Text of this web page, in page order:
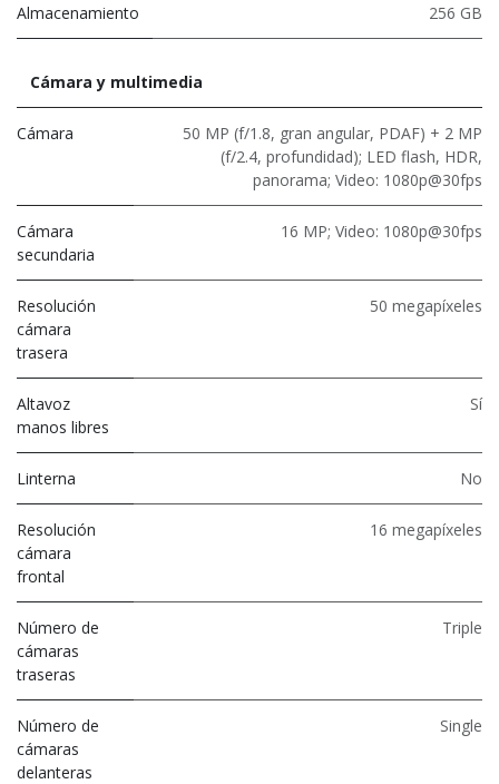
Almacenamiento 256 GB
Cámara y multimedia
Cámara
50 MP (f/1.8, gran angular, PDAF) + 2 MP
(f/2.4, profundidad); LED flash, HDR,
panorama; Video: 1080p@30fps
Cámara
secundaria
16 MP; Video: 1080p@30fps
Resolución
cámara
trasera
50 megapíxeles
Altavoz
manos libres
Sí
Linterna No
Resolución
cámara
frontal
16 megapíxeles
Número de
cámaras
traseras
Triple
Número de
cámaras
delanteras
Single